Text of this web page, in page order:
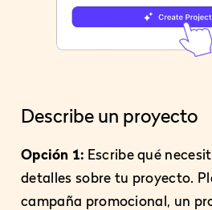
Describe un proyecto
Opción 1: Escribe qué
detalles sobre tu proyecto.
campaña promocional, un